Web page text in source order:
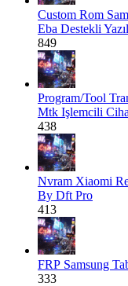
Custom Rom
Eba Destekli
849
Program/Tool
Mtk Işlemcili
438
Nvram Xiaomi
By Dft Pro
413
FRP Samsung
333